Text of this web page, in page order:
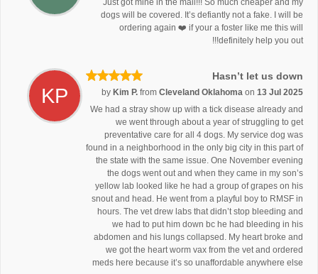
Just got mine in the mail!!! So much cheaper and my
dogs will be covered. It’s defiantly not a fake. I will be
ordering again ❤️ if your a foster like me this will
definitely help you out!!!
KP
Hasn’t let us down
by Kim P. from Cleveland Oklahoma on 13 Jul 2025
We had a stray show up with a tick disease already and
we went through about a year of struggling to get
preventative care for all 4 dogs. My service dog was
found in a neighborhood in the only big city in this part of
the state with the same issue. One November evening
the dogs went out and when they came in my son’s
yellow lab looked like he had a group of grapes on his
snout and head. He went from a playful boy to RMSF in
hours. The vet drew labs that didn’t stop bleeding and
we had to put him down bc he had bleeding in his
abdomen and his lungs collapsed. My heart broke and
we got the heart worm vax from the vet and ordered
meds here because it’s so unaffordable anywhere else